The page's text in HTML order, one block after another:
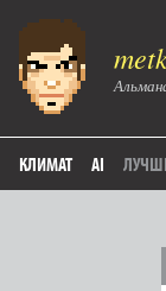
КЛИМАТ AI